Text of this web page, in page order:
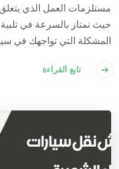
مستلزمات العمل الذي
حيث نمتاز بالسرعة في
المشكلة التي تواجهك في
تابع القراءة